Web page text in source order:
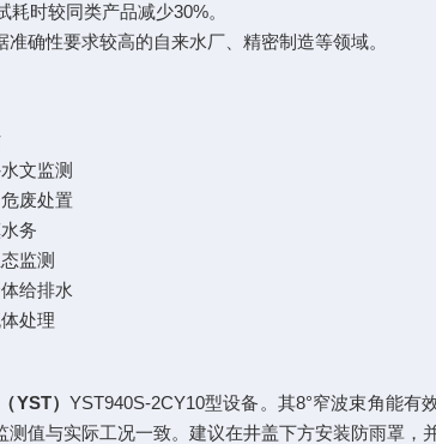
时较同类产品减少30%。
确性要求较高的自来水厂、精密制造等领域。
文监测
废处置
务
监测
给排水
处理
YST） YST940S-2CY10型设备。其8°窄波束角能
值与实际工况一致。建议在井盖下方安装防雨罩，